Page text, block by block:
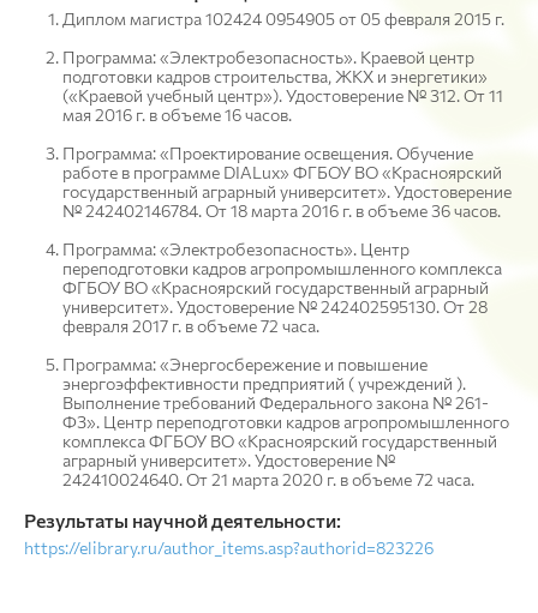
Диплом магистра 102424 0954905 от 05 февраля 2015 г.
Программа: «Электробезопасность». Краевой центр
подготовки кадров строительства, ЖКХ и энергетики»
(«Краевой учебный центр»). Удостоверение № 312. От 11
мая 2016 г. в объеме 16 часов.
Программа: «Проектирование освещения. Обучение
работе в программе DIALux» ФГБОУ ВО «Красноярский
государственный аграрный университет». Удостоверение
№ 242402146784. От 18 марта 2016 г. в объеме 36 часов.
Программа: «Электробезопасность». Центр
переподготовки кадров агропромышленного комплекса
ФГБОУ ВО «Красноярский государственный аграрный
университет». Удостоверение № 242402595130. От 28
февраля 2017 г. в объеме 72 часа.
Программа: «Энергосбережение и повышение
энергоэффективности предприятий ( учреждений ).
Выполнение требований Федерального закона № 261-
ФЗ». Центр переподготовки кадров агропромышленного
комплекса ФГБОУ ВО «Красноярский государственный
аграрный университет». Удостоверение №
242410024640. От 21 марта 2020 г. в объеме 72 часа.
Результаты научной деятельности:
https://elibrary.ru/author_items.asp?authorid=823226